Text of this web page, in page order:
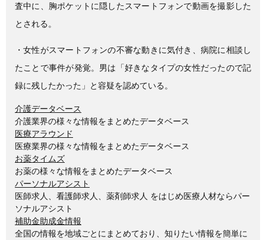
査中に、胸ポケットに隠したスマートフォンで動画を撮影した
とされる。
・女性がスマートフォンの不審な動きに気付き、病院に相談し
たことで事件が発覚。男は「好きなタイプの女性だったので記
録に残したかった」と容疑を認めている。
介護データベース
介護業界の様々な情報をまとめたデータベース
医療アラウンド
医療業界の様々な情報をまとめたデータベース
お薬タイムズ
お薬の様々な情報をまとめたデータベース
パーソナルアシスト
医師求人、看護師求人、薬剤師求人 をはじめ医療人材ならパー
ソナルアシスト
補助金助成金情報
全国の情報を地域ごとにまとめており、知りたい情報を簡単に